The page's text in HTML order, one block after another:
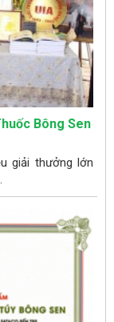
Bông Sen
giải thưởng lớn